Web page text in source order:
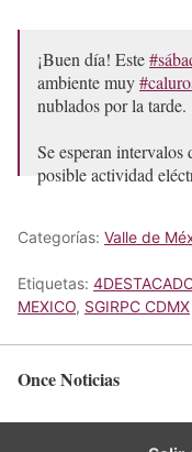
¡Buen día! Este
ambiente muy
nublados por la tarde.
Se esperan intervalos
posible actividad
pic.twitter.com/
— Secretaría de
(@SGIRPC_CDMX)
Categorías: Valle de
Etiquetas:
MEXICO, SGIRPC CDMX
Once Noticias